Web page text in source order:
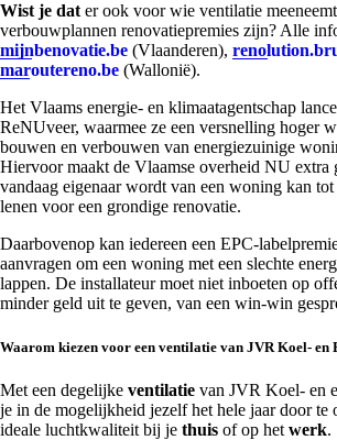
Wist je dater ook voor wie ventilatie
verbouwplannen renovatiepremies zijn? Alle
mijnbenovatie.be (Vlaanderen),
maroutereno.be (Wallonië).
Het Vlaams energie- en klimaatagentschap
ReNUveer, waarmee ze een versnelling hoger
bouwen en verbouwen van energiezuinige
Hiervoor maakt de Vlaamse overheid NU extra
vandaag eigenaar wordt van een woning kan
lenen voor een grondige renovatie.
Daarbovenop kan iedereen een EPC-
aanvragen om een woning met een slechte
lappen. De installateur moet niet inboeten op
minder geld uit te geven, van een win-win
Waarom kiezen voor een ventilatie van JVR Koel- en
Met een degelijke ventilatie van JVR Koel- en
je in de mogelijkheid jezelf het hele jaar door te
ideale luchtkwaliteit bij je thuis of op het werk.